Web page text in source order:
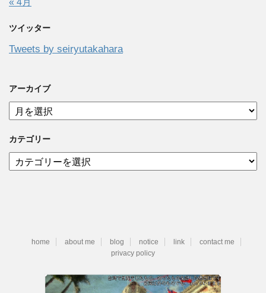
« 4月
ツイッター
Tweets by seiryutakahara
アーカイブ
ア
ー
イ
カテゴリー
テ
home about me blog notice link
contact me
privacy policy